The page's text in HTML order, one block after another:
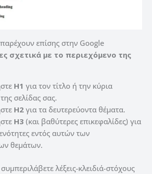
επίσης στην Google
σχετικά με το περιεχόμενο της
H1 για τον τίτλο ή την κύρια
σελίδας σας.
H2 για τα δευτερεύοντα θέματα.
H3 (και βαθύτερες επικεφαλίδες) για
εντός αυτών των
θεμάτων.
λέξεις-κλειδιά-στόχους